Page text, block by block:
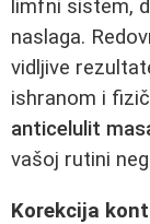
limfni sistem,
naslaga.
vidljive
ishranom i
anticelulit
vašoj rutini
Korekcija